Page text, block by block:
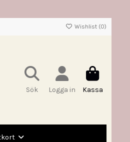
Wishlist (0)
Sök Logga in Kassa